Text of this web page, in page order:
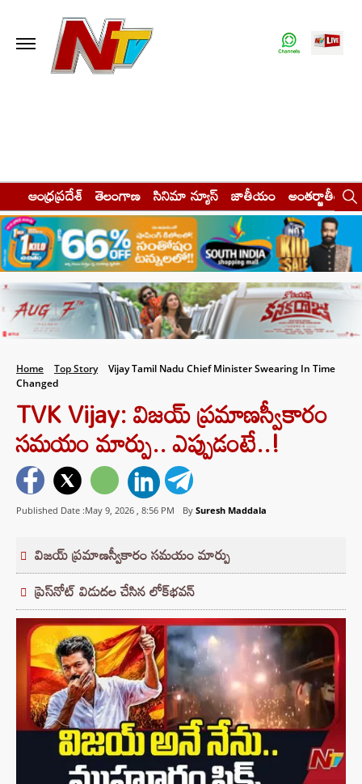
ఆంధ్రప్రదేశ్ తెలంగాణ సినిమా న్యూస్ జాతీయం అంతర్జాతీయం
Home Top Story
Vijay Tamil Nadu Chief Minister Swearing In Time
Changed
TVK Vijay: విజయ్ ప్రమాణస్వీకారం
సమయం మార్పు.. ఎప్పుడంటే..!
Published Date :May 9, 2026 , 8:56 PM By Suresh Maddala
విజయ్ ప్రమాణస్వీకారం సమయం మార్పు
ప్రెస్‌నోట్ విడుదల చేసిన లోక్‌భవన్